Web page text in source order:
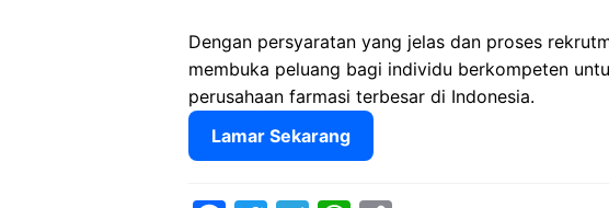
Dengan persyaratan yang jelas dan proses
membuka peluang bagi individu berkompeten
perusahaan farmasi terbesar di Indonesia.
Lamar Sekarang